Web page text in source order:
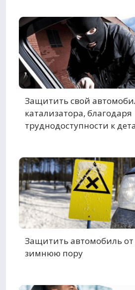
Защитить свой
катализатора, благодаря
труднодоступности к
Защитить автомобиль от
зимнюю пору